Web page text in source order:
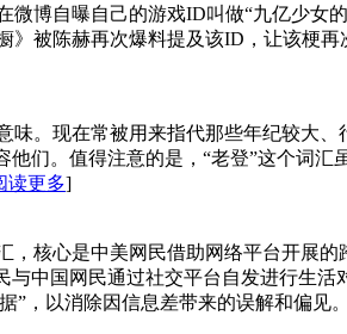
博自曝自己的游戏ID叫做“九亿少女
被陈赫再次爆料提及该ID，让该梗
。现在常被用来指代那些年纪较大、
们。​值得注意的是，“老登”这个词
读更多]
核心是中美网民借助网络平台开展
中国网民通过社交平台自发进行生
”，以消除因信息差带来的误解和偏见